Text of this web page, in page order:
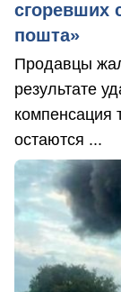
сгоревших
пошта»
Продавцы
результате
компенсация
остаются ...